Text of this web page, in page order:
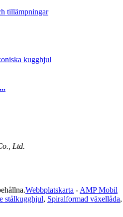
Ltd.
Webbplatskarta - AMP Mobil
stålkugghjul, Spiralformad växellåda,